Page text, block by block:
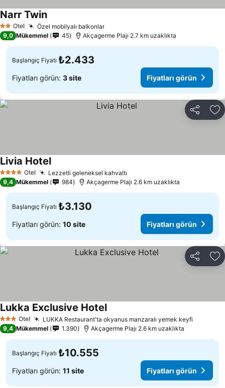
2 Yıldız
Otel Özel mobilyalı balkonlar
Narr Twin
9,0 Mükemmel 45 Akçagerme Plajı 2.7 km uzaklıkta
Başlangıç Fiyatı ₺2.433
Fiyatları görün: 3 site Fiyatları görün
Paylaş
4 Yıldız Otel Lezzetli geleneksel kahvaltı
Livia Hotel
9,4 Mükemmel 984 Akçagerme Plajı 2.6 km uzaklıkta
Başlangıç Fiyatı ₺3.130
Fiyatları görün: 10 site Fiyatları görün
Paylaş
3 YıldızOtel LUKKA Restaurant'ta okyanus manzaralı yemek keyfi
Lukka Exclusive Hotel
9,4 Mükemmel 1.390 Akçagerme Plajı 2.6 km uzaklıkta
Başlangıç Fiyatı ₺10.555
Fiyatları görün: 11 site Fiyatları görün